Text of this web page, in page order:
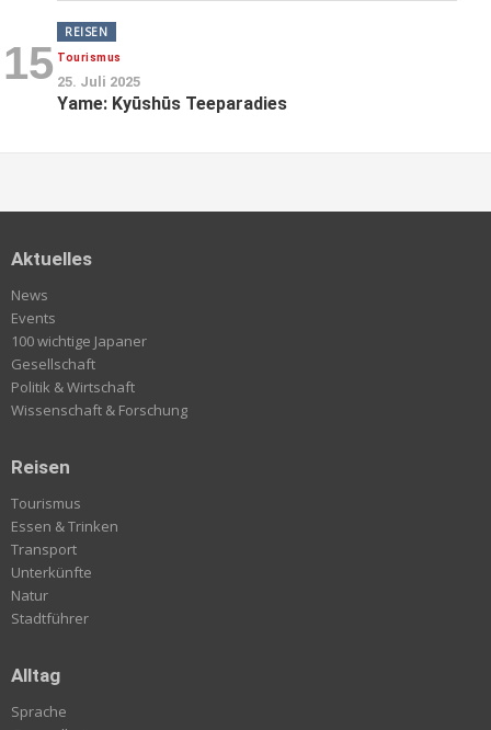
15
REISEN
Tourismus
25. Juli 2025
Yame: Kyūshūs Teeparadies
Aktuelles
News
Events
100 wichtige Japaner
Gesellschaft
Politik & Wirtschaft
Wissenschaft & Forschung
Reisen
Tourismus
Essen & Trinken
Transport
Unterkünfte
Natur
Stadtführer
Alltag
Sprache